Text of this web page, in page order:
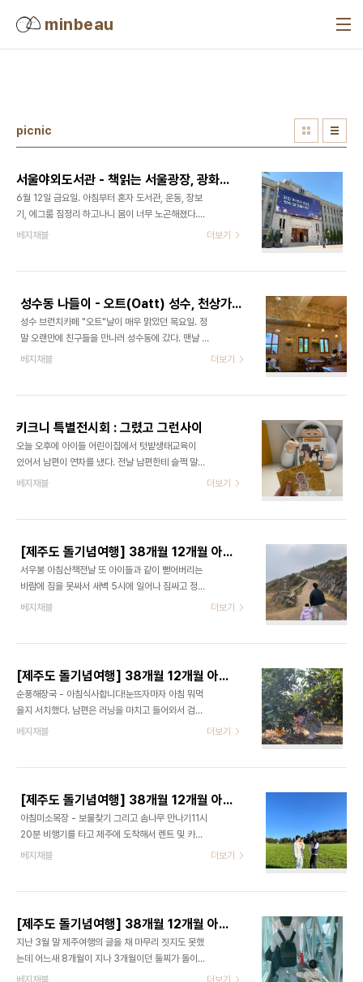
minbeau
picnic
서울야외도서관 - 책읽는 서울광장, 광화문 책마당, 책읽는 맑은냇가
6월 12일 금요일. 아침부터 혼자 도서관, 운동, 장보
기, 에그룸 짐정리 하고나니 몸이 너무 노곤해졌다.
그래서 한숨 자고 일어났더니 체한 듯 머리가 아팠다.
외도서관 인지 뭔지 거길 가야겠다 싶었다. 서울야외
도서관 - 야간운영5월부터는 금토일 야간운영된다
는 내용을 어렴풋이 본 적있어서 더 찾아볼 생각도 하
지 않고 일단 가자싶어 아이들 하원 후 나섰다. 차로
가면 주차며, 퇴근시간이며 너무 복잡할 것 같아서 대
고민하다가 퇴근시간에 유아차 끌고 지하철 타자면
베지채블 더보기
성수동 나들이 - 오트(Oatt) 성수, 천상가옥 카페
성수 브런치카페 "오트"날이 매우 맑았던 목요일. 정
말 오랜만에 친구들을 만나러 성수동에 갔다. 맨날 동
네 엄마들이랑만 노느라 이렇게 나와본적이 언젠지...
빨리 여는 식당이 있으면 아주 감사하다. 일찍이 하원
&하교하는 친구들이 있어서 최대한!! 빠른 등원 후 만
나기로 해서 약속시간은 9:40. 빨리 한다고 했는데
생각보다 좀 걸려서 나는 48분에 도착했다. 50분에
만나자고 할 걸.. 성수 생각보다 오래걸리는구만. 급
다. 내외부가 마치 유럽에 온 것 같은 느낌이었다. 오
베지채블 더보기
키크니 특별전시회 : 그렸고 그런사이
오늘 오후에 아이들 어린이집에서 텃밭생태교육이
있어서 남편이 연차를 냈다. 전날 남편한테 슬쩍 말했
었는데 쵸금 비싼것 같아서 망설이고 있었더니 남편
정말 내 앨범에는 아이들 사진 뿐. 아무튼 미리 예매
한 표를 매표소에서 교환하러 들어갔다. 근데 외국인
들도 이 전시를 보러 온게 신기했다. 키크니님 작품은
약간 언어유희스러운 게 컨셉인데 이걸 외국인들이
이해하기가 괜찮을까? 엄청 한국말을 잘 하시는 외국
크니님 조형물이 우리를 반겨주었다. 나도 한번쯤 키
없었..
베지채블 더보기
[제주도 돌기념여행] 38개월 12개월 아이와 제주여행-서우봉
서우봉 아침산책전날 또 아이들과 같이 뻗어버리는
바람에 짐을 못싸서 새벽 5시에 일어나 짐싸고 정리
했더니 일찍이 준비가 되었다. 그래서 다같이 어제 못
에 앉아 저멀리 바다를 바라보며 “우리 가족 잘해보
자!” 하니, 첫찌가 손을 다 모아서 화이팅 하자고 했
다. 그리고 해파리! 하고 아무말들로 마무리…나는 공
항으로 돌아오는 길에 남편에게 말했다.날씨가 지난
3월보다 훨씬 좋았다고, 여행하는 2일간은 봄날씨같
지말라고 날씨가 안좋아지지 않았냐며. 아주 흡족한
다...
베지채블 더보기
[제주도 돌기념여행] 38개월 12개월 아이와 제주여행 - 보메와산 감귤따기 체험
순풍해장국 - 아침식사합니다!눈뜨자마자 아침 뭐먹
을지 서치했다. 남편은 러닝을 마치고 들어와서 검색
해서 공유했는데 남편이 찾은 곳이 아이들 메뉴도 있
들어간 고기가 부드럽고 맛있었는데 첫찌는 질기다
며 뱉어냈다. 이런 기름파..남편은 지옥불에서 끓인
것같이 벌건 육개장을 열심히 먹었다. 보메와산 감귤
따기 체험농장속을 든든히 채웠으니 우리의 두번째
여행지! 보메와산으로 감귤따기체험을 하러갔다. 별
(보메와산 : 와산을 바라보다.)도착 후 카페안에 마련
미만은 무..
베지채블 더보기
[제주도 돌기념여행] 38개월 12개월 아이와 제주여행 - 아침미소목장
아침미소목장 - 보물찾기 그리고 솜나무 만나기11시
20분 비행기를 타고 제주에 도착해서 렌트 및 카시
트까지 연결하고나니 얼추 오후 1시가 되었다. 첫 일
찾기가 시작된다고한다. 잠들어있던 두 아이를 깨워
도착하니 벌써 카페앞에 사람들이 보물찾기 행사에
참여하려고 많이들 모여있었다. 날씨는 바람한점 불
지 않고 햇볕이 따뜻하니 쾌청했다. 나는 반팔에 니트
베지채블 더보기
[제주도 돌기념여행] 38개월 12개월 아이와 돌여행준비 & 출발
지난 3월 말 제주여행의 글을 채 마무리 짓지도 못했
는데 어느새 8개월이 지나 3개월이던 둘찌가 돌이
되었다. 여행의 계기이번 여행은 여러가지로 타이밍
베지채블 더보기